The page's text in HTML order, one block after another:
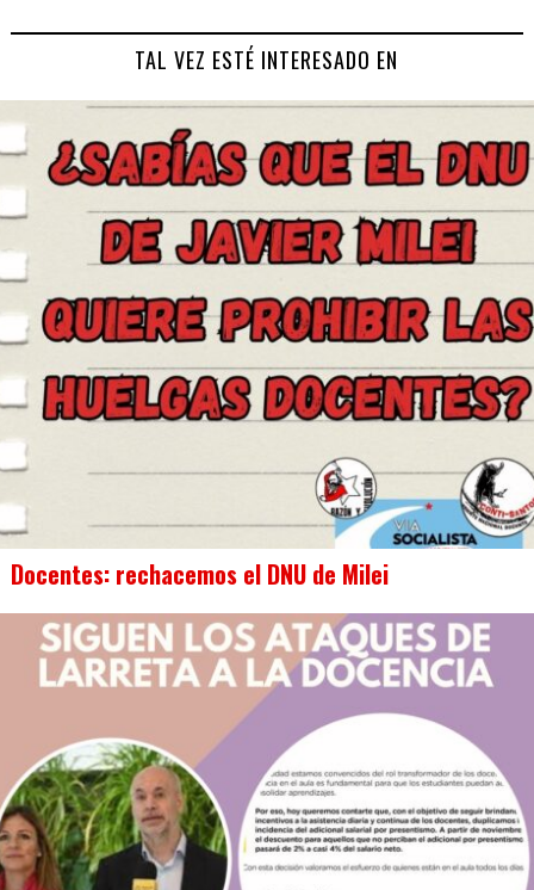
TAL VEZ ESTÉ INTERESADO EN
Docentes: rechacemos el DNU de Milei